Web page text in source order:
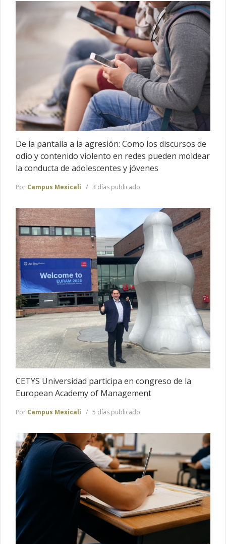
De la pantalla a la agresión: Como los discursos de
odio y contenido violento en redes pueden moldear
la conducta de adolescentes y jóvenes
Por Campus Mexicali 3 días publicado
CETYS Universidad participa en congreso de la
European Academy of Management
Por Campus Mexicali 5 días publicado